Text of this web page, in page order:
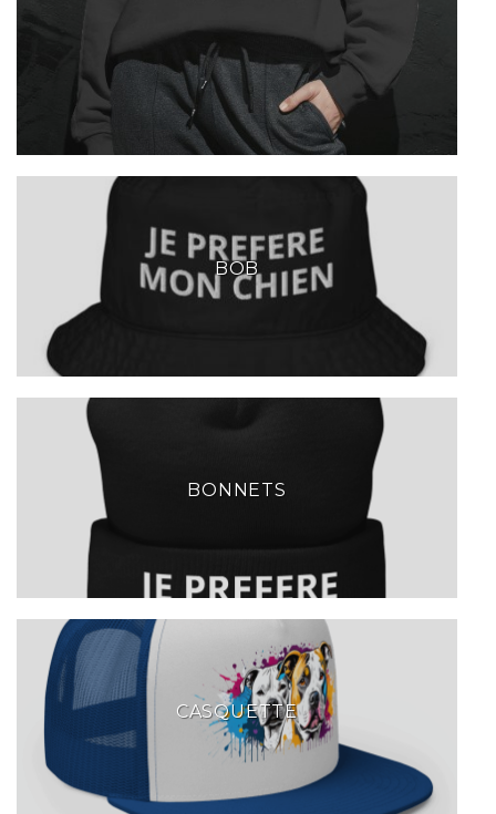
BOB
BONNETS
CASQUETTE